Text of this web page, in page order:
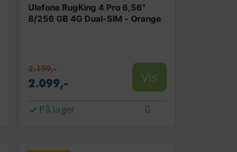
Ulefone RugKing 4 Pro 6,56"
8/256 GB 4G Dual-SIM - Orange
2.199,-
2.099,- Vis
På lager